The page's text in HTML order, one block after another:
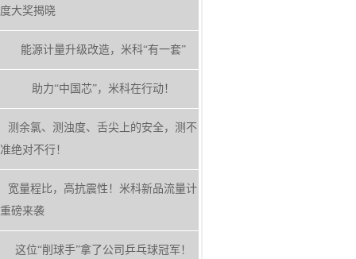
度大奖揭晓
能源计量升级改造，米科“有一套”
助力“中国芯”，米科在行动！
测余氯、测浊度、舌尖上的安全，测不
准绝对不行！
宽量程比，高抗震性！米科新品流量计
重磅来袭
这位“削球手”拿了公司乒乓球冠军！